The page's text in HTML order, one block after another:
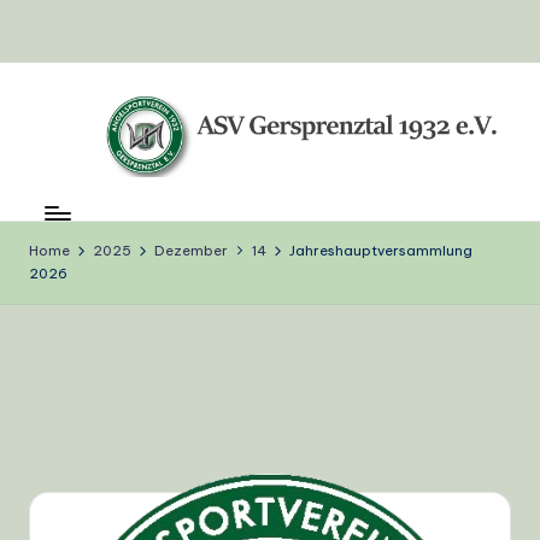
G
Home 2025 Dezember 14
Jahreshauptversammlung
2026